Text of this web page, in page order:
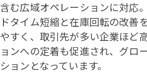
含む広域オペレーションに対応
ドタイム短縮と在庫回転の改善
やすく、取引先が多い企業ほど
ョンへの定着も促進され、グロ
ションとなっています。